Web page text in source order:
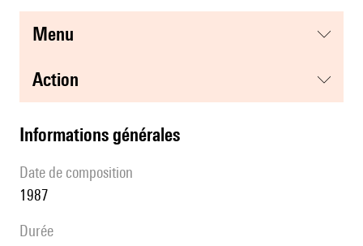
menu
action
informations générales
date de composition
1987
durée